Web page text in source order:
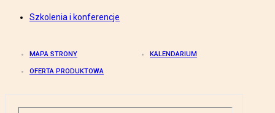
Szkolenia i konferencje
MAPA STRONY KALENDARIUM
OFERTA PRODUKTOWA